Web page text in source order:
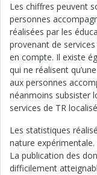
Les chiffres peuvent
personnes
réalisées par les
provenant de
en compte. Il existe
qui ne réalisent
aux personnes
néanmoins subsister
services de TR
Les statistiques
nature expérimentale.
La publication des
difficilement